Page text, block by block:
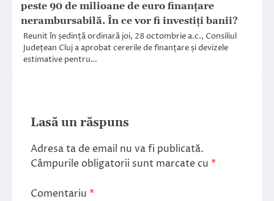
peste 90 de milioane de euro finanțare
nerambursabilă. În ce vor fi investiți banii?
Reunit în ședință ordinară joi, 28 octombrie a.c., Consiliul
Județean Cluj a aprobat cererile de finanțare și devizele
estimative pentru…
Lasă un răspuns
Adresa ta de email nu va fi publicată.
Câmpurile obligatorii sunt marcate cu *
Comentariu *